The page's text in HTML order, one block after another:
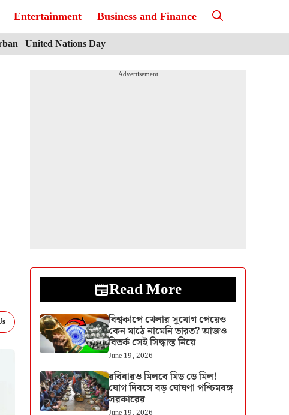
Entertainment Business and Finance
United Nations Day
---Advertisement---
Read More
বিশ্বকাপে খেলার সুযোগ পেয়েও
কেন মাঠে নামেনি ভারত? আজও
বিতর্ক সেই সিদ্ধান্ত নিয়ে
June 19, 2026
রবিবারও মিলবে মিড ডে মিল!
যোগ দিবসে বড় ঘোষণা পশ্চিমবঙ্গ
সরকারের